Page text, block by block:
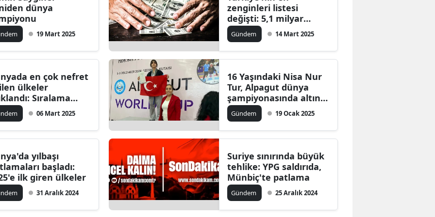
dünya
19 Mart 2025
zenginleri listesi
değişti: 5,1 milyar
dolarlık servetiyle
zirvedeki isim
değişmedi
Gündem 14 Mart 2025
en çok nefret
ülkeler
Sıralama
şaşırtıcı
06 Mart 2025
16 Yaşındaki Nisa Nur
Tur, Alpagut dünya
şampiyonasında altın
madalya kazandı
Gündem 19 Ocak 2025
yılbaşı
başladı:
ilk giren ülkeler
31 Aralık 2024
Suriye sınırında büyük
tehlike: YPG saldırıda,
Münbiç'te patlama
Gündem 25 Aralık 2024